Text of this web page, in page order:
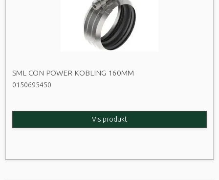
SML CON POWER KOBLING 160MM
0150695450
Vis produkt